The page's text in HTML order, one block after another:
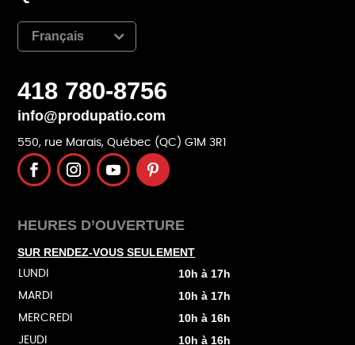
Français
418 780-8756
info@produpatio.com
550, rue Marais, Québec (QC) G1M 3R1
HEURES D’OUVERTURE
SUR RENDEZ-VOUS SEULEMENT
LUNDI 10h à 17h
MARDI 10h à 17h
MERCREDI 10h à 16h
JEUDI 10h à 16h